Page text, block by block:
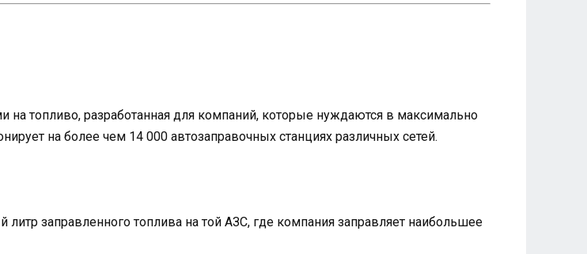
на топливо, разработанная для компаний, которые нуждаются в максимально
на более чем 14 000 автозаправочных станциях различных сетей.
заправленного топлива на той АЗС, где компания заправляет наибольшее